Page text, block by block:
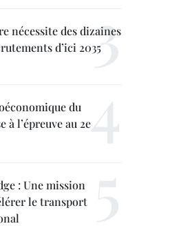
nécessite des dizaines
d’ici 2035
du
à l’épreuve au 2e
: Une mission
le transport